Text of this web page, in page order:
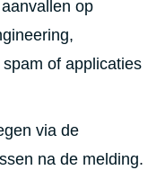
op
of applicaties
via de
na de melding.